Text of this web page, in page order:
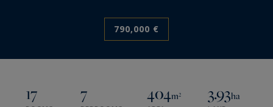
790,000 €
17 7 404m² 3.93ha